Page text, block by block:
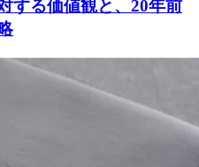
する価値観と、20年前